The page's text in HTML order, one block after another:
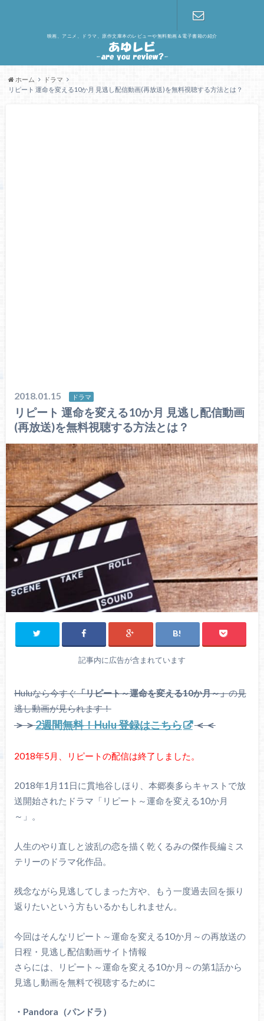
映画、アニメ、ドラマ、原作文庫本のレビューや無料動画＆電子書籍の紹介
ホーム
ドラマ
リピート 運命を変える10か月 見逃し配信動画(再放送)を無料視聴する方法とは？
2018.01.15 ドラマ
リピート 運命を変える10か月 見逃し配信動画
(再放送)を無料視聴する方法とは？
記事内に広告が含まれています
Huluなら今すぐ「リピート～運命を変える10か月～」の見
逃し動画が見られます！
＞＞2週間無料！Hulu 登録はこちら ＜＜
2018年5月、リピートの配信は終了しました。
2018年1月11日に貫地谷しほり、本郷奏多らキャストで放
送開始されたドラマ「リピート～運命を変える10か月
～」。
人生のやり直しと波乱の恋を描く乾くるみの傑作長編ミス
テリーのドラマ化作品。
残念ながら見逃してしまった方や、もう一度過去回を振り
返りたいという方もいるかもしれません。
今回はそんなリピート～運命を変える10か月～の再放送の
日程・見逃し配信動画サイト情報
さらには、リピート～運命を変える10か月～の第1話から
見逃し動画を無料で視聴するために
・Pandora（パンドラ）